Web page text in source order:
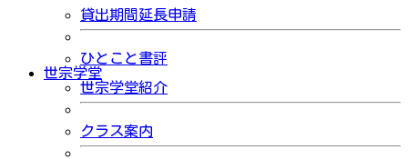
貸出期間延長申請
ひとこと書評
世宗学堂
世宗学堂紹介
クラス案内